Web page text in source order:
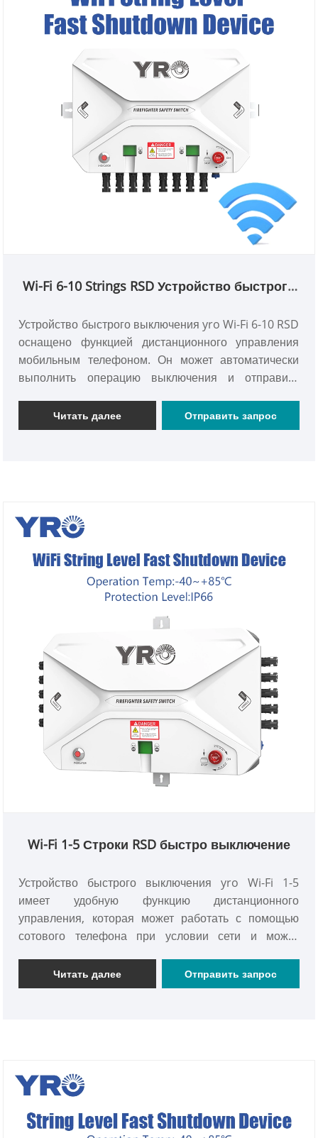
Wi-Fi 6-10 Strings RSD Устройство быстрого
Устройство быстрого выключения yro Wi-Fi 6-10 RSD
оснащено функцией дистанционного управления
мобильным телефоном. Он может автоматически
выполнить операцию выключения и отправить
имеет широкий спектр применений и может
работать в стабильности в среде рабочей
Читать далее Отправить запрос
Wi-Fi 1-5 Строки RSD быстро выключение
Устройство быстрого выключения yro Wi-Fi 1-5
имеет удобную функцию дистанционного
управления, которая может работать с помощью
сотового телефона при условии сети и может
панелей, когда температура слишком высока, что
гарантирует безопасную и стабильную работу PV-
Читать далее Отправить запрос